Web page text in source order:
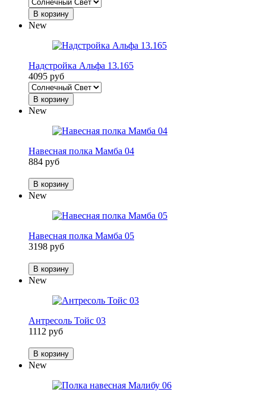
В корзину
New
Надстройка Альфа 13.165
4095 руб
В корзину
New
Навесная полка Мамба 04
884 руб
В корзину
New
Навесная полка Мамба 05
3198 руб
В корзину
New
Антресоль Тойс 03
1112 руб
В корзину
New